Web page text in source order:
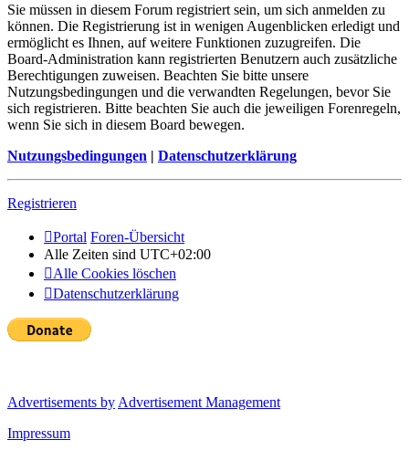
Sie müssen in diesem Forum registriert sein, um sich anmelden zu
können. Die Registrierung ist in wenigen Augenblicken erledigt und
ermöglicht es Ihnen, auf weitere Funktionen zuzugreifen. Die
Board-Administration kann registrierten Benutzern auch zusätzliche
Berechtigungen zuweisen. Beachten Sie bitte unsere
Nutzungsbedingungen und die verwandten Regelungen, bevor Sie
sich registrieren. Bitte beachten Sie auch die jeweiligen Forenregeln,
wenn Sie sich in diesem Board bewegen.
Nutzungsbedingungen | Datenschutzerklärung
Registrieren
Portal Foren-Übersicht
Alle Zeiten sind UTC+02:00
Alle Cookies löschen
Datenschutzerklärung
Advertisements by Advertisement Management
Impressum